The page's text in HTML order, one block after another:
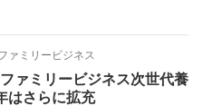
ァミリービジネス
ァミリービジネス次世代養
はさらに拡充